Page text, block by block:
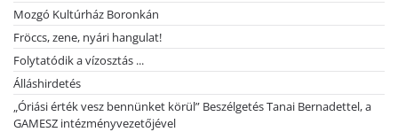
Mozgó Kultúrház Boronkán
Fröccs, zene, nyári hangulat!
Folytatódik a vízosztás ...
Álláshirdetés
„Óriási érték vesz bennünket körül” Beszélgetés Tanai Bernadettel, a
GAMESZ intézményvezetőjével